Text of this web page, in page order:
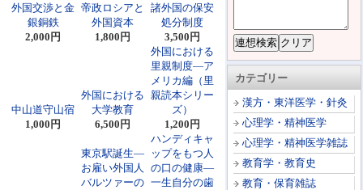
カテゴリー
漢方・東洋医学・針灸
心理学・精神医学
心理学・精神医学雑誌
教育学・教育史
教育・保育雑誌
外国交渉と金
銀銅鉄
2,000円
帝政ロシアと
外国資本
1,800円
諸外国の保安
処分制度
3,500円
中山道守山宿
1,000円
外国における
大学教育
6,500円
外国における
里親制度―ア
メリカ編（里
親読本シリー
ズ）
1,200円
東京駅誕生―
お雇い外国人
バルツァーの
ハンディキャ
ップをもつ人
の口の健康―
一生自分の歯